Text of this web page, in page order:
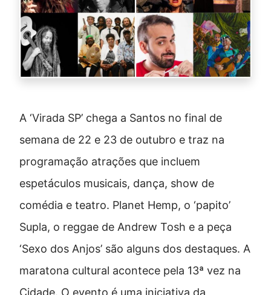
A ‘Virada SP’ chega a Santos no final de
semana de 22 e 23 de outubro e traz na
programação atrações que incluem
espetáculos musicais, dança, show de
comédia e teatro. Planet Hemp, o ‘papito’
Supla, o reggae de Andrew Tosh e a peça
‘Sexo dos Anjos’ são alguns dos destaques. A
maratona cultural acontece pela 13ª vez na
Cidade. O evento é uma iniciativa da